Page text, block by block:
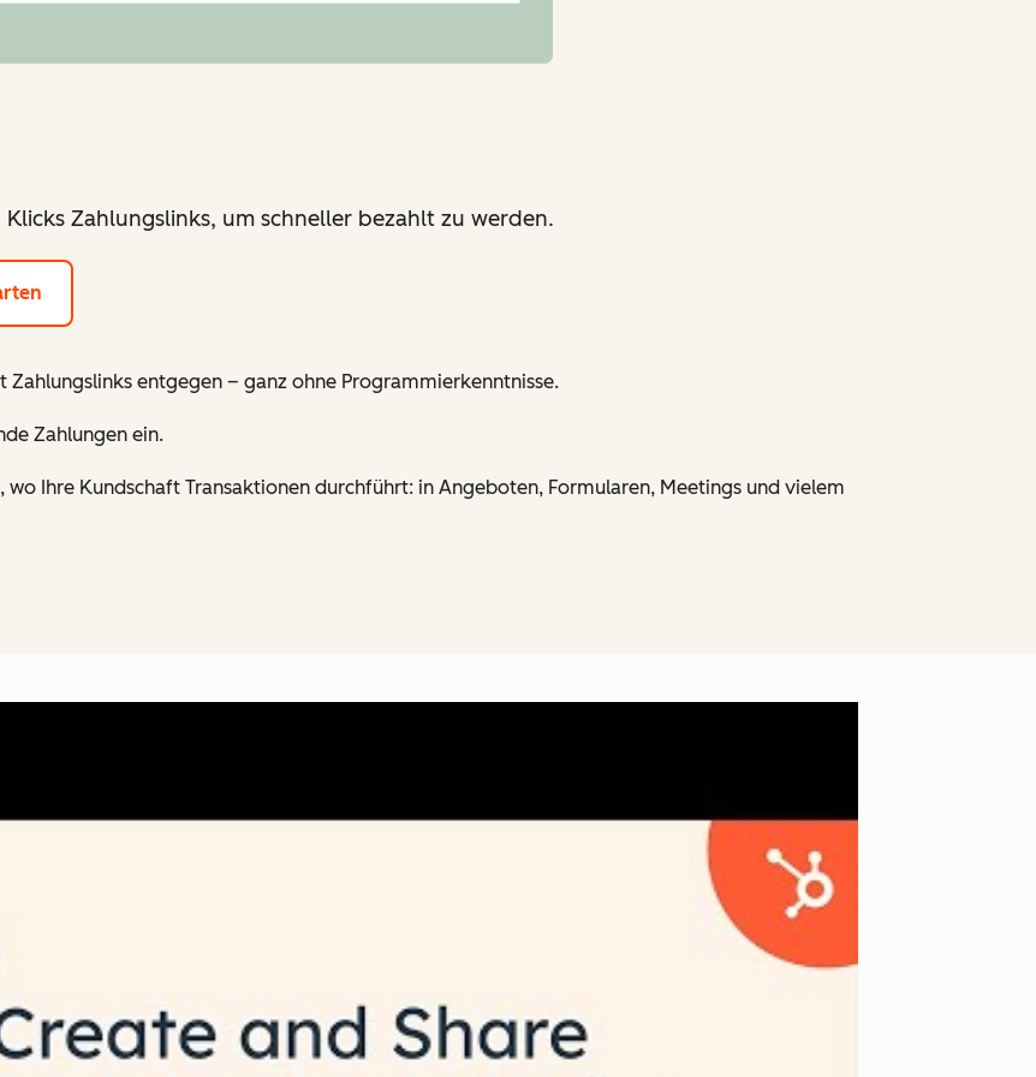
Zahlungslinks, um schneller bezahlt zu werden.
Zahlungslinks entgegen – ganz ohne Programmierkenntnisse.
Zahlungen ein.
wo Ihre Kundschaft Transaktionen durchführt: in Angeboten, Formularen, Meetings und vielem